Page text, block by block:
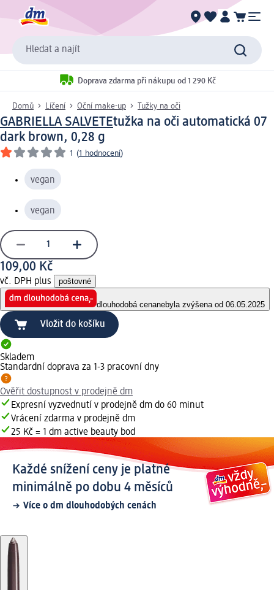
Hledat a najít
Doprava zdarma při nákupu od 1 290 Kč
Domů Líčení Oční make-up Tužky na oči
GABRIELLA SALVETEtužka na oči automatická 07
dark brown, 0,28 g
1 (1 hodnocení)
vegan
vegan
109,00 Kč
vč. DPH plus poštovné
dlouhodobá cenanebyla zvýšena od 06.05.2025
Vložit do košíku
Skladem
Standardní doprava za 1-3 pracovní dny
Ověřit dostupnost v prodejně dm
Expresní vyzvednutí v prodejně dm do 60 minut
Vrácení zdarma v prodejně dm
25 Kč = 1 dm active beauty bod
Každé snížení ceny je platné
minimálně po dobu 4 měsíců
Více o dm dlouhodobých cenách